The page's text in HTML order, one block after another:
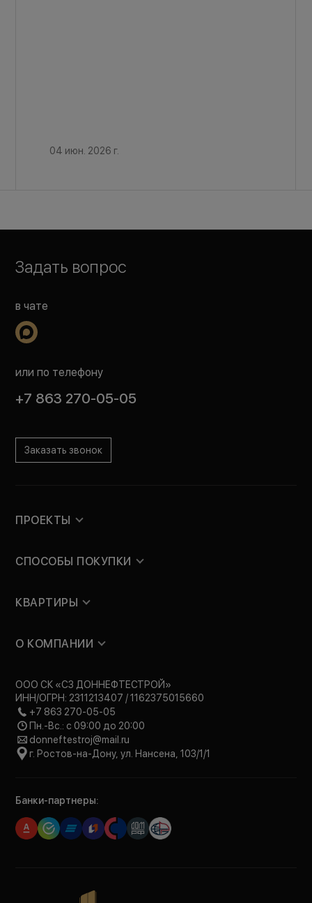
04 июн. 2026 г.
Задать вопрос
в чате
или по телефону
+7 863 270-05-05
Заказать звонок
ПРОЕКТЫ
СПОСОБЫ ПОКУПКИ
КВАРТИРЫ
О КОМПАНИИ
ООО СК «СЗ ДОННЕФТЕСТРОЙ»
ИНН/ОГРН: 2311213407 / 1162375015660
+7 863 270-05-05
Пн.-Вс.: с 09:00 до 20:00
donneftestroj@mail.ru
г. Ростов-на-Дону, ул. Нансена, 103/1/1
Банки-партнеры: